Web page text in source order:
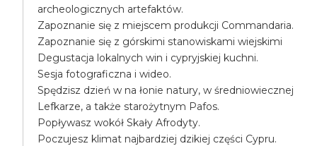
archeologicznych artefaktów.
Zapoznanie się z miejscem produkcji Commandaria.
Zapoznanie się z górskimi stanowiskami wiejskimi
Degustacja lokalnych win i cypryjskiej kuchni.
Sesja fotograficzna i wideo.
Spędzisz dzień w na łonie natury, w średniowiecznej
Lefkarze, a także starożytnym Pafos.
Popływasz wokół Skały Afrodyty.
Poczujesz klimat najbardziej dzikiej części Cypru.